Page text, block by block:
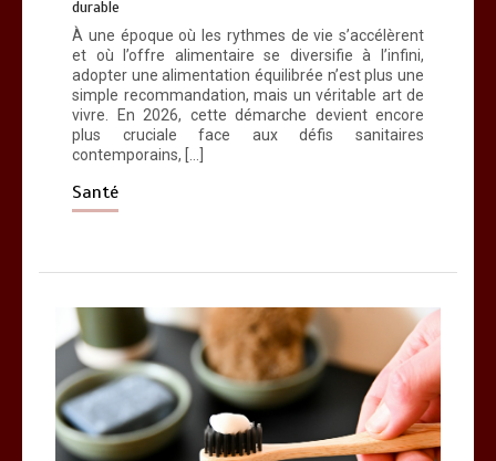
Brosse à dents : comment bien choisir
la vôtre
0 8 minutes
durable
À une époque où les rythmes de vie s’accélèrent
et où l’offre alimentaire se diversifie à l’infini,
adopter une alimentation équilibrée n’est plus une
simple recommandation, mais un véritable art de
vivre. En 2026, cette démarche devient encore
plus cruciale face aux défis sanitaires
contemporains, […]
Santé